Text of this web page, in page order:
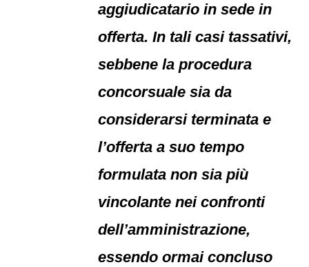
aggiudicatario in sede in
offerta. In tali casi tassativi,
sebbene la procedura
concorsuale sia da
considerarsi terminata e
l’offerta a suo tempo
formulata non sia più
vincolante nei confronti
dell’amministrazione,
essendo ormai concluso